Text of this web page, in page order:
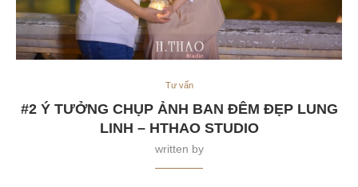
Tư vấn
#2 Ý TƯỞNG CHỤP ẢNH BAN ĐÊM ĐẸP LUNG
LINH – HTHAO STUDIO
written by